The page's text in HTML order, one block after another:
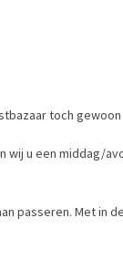
toch
wij u een middag/
passeren. Met in